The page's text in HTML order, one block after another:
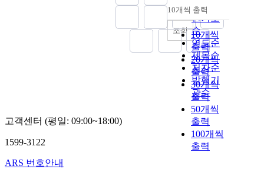
순
인기도
순
연도순
제목순
저자순
발행기
관순
내림차순
10개씩 출력
10개씩
출력
20개씩
출력
30개씩
출력
50개씩
출력
100개씩
출력
조회
고객센터 (평일: 09:00~18:00)
1599-3122
ARS 번호안내